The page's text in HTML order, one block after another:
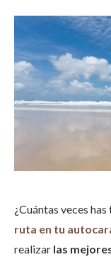
¿Cuántas veces
ruta en tu
realizar las